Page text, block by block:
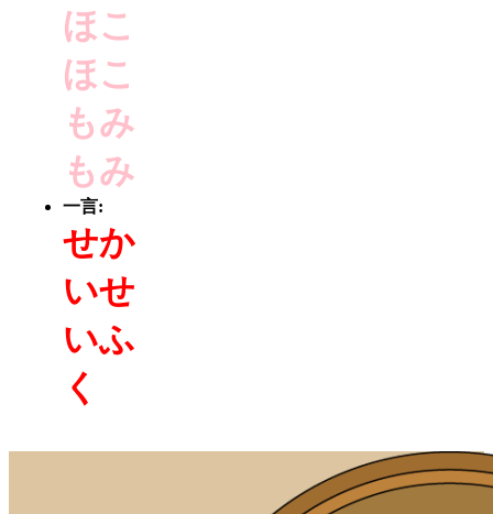
ほこ
ほこ
もみ
もみ
一言:
せか
いせ
いふ
く